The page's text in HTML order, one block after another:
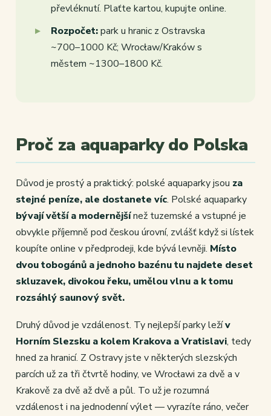
převléknutí. Plaťte kartou, kupujte online.
Rozpočet:park u hranic z Ostravska
~700–1000 Kč; Wrocław/Kraków s
městem ~1300–1800 Kč.
Proč za aquaparky do Polska
Důvod je prostý a praktický: polské aquaparky jsou za
stejné peníze, ale dostanete víc. Polské aquaparky
bývají větší a modernějšínež tuzemské a vstupné je
obvykle příjemně pod českou úrovní, zvlášť když si lístek
koupíte online v předprodeji, kde bývá levněji. Místo
dvou tobogánů a jednoho bazénu tu najdete deset
skluzavek, divokou řeku, umělou vlnu a k tomu
rozsáhlý saunový svět.
Druhý důvod je vzdálenost. Ty nejlepší parky ležív
Horním Slezsku a kolem Krakova a Vratislavi, tedy
hned za hranicí. Z Ostravy jste v některých slezských
parcích už za tři čtvrtě hodiny, ve Wrocławi za dvě a v
Krakově za dvě až dvě a půl. To už je rozumná
vzdálenost i na jednodenní výlet — vyrazíte ráno, večer